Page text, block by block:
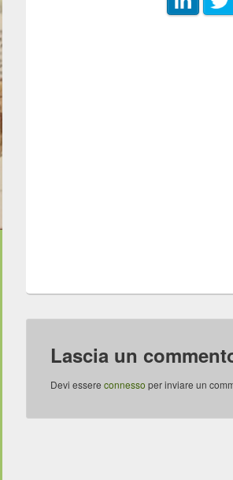
Lascia un
Devi essere connesso per inviare un